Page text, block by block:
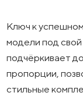
Ключ к
модели под
подчёркивает
пропорции,
стильные